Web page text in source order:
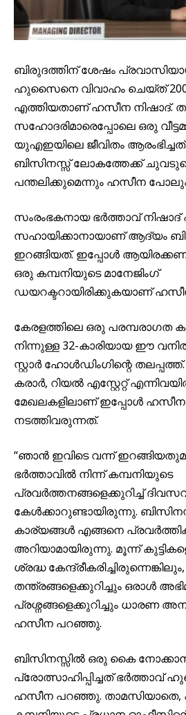
ബിരുദത്തിന് ശേഷം
ഹുസൈനെ വിവാഹം ചെയ്ത്
എത്തിയതാണ് ഹസീന നിഷാദ്.
സഹോദരിമാരെപ്പോലെ ഒരു
യുഎഇയിലെ ജീവിതം
ബിസിനസ്സ് ലോകത്തേക്ക്
പന്തലിക്കുമെന്നും ഹസീന
സംരംഭകനായ ഭർത്താവ്
സഹായിക്കാനായാണ് ആദ്യം
ഇറങ്ങിയത്. ഇപ്പോൾ
ഒരു കമ്പനിയുടെ മാനേജിംഗ്
ഡയറക്ടറായിരിക്കുകയാണ്
കേരളത്തിലെ ഒരു പരമ്പരാഗത
നിന്നുള്ള 32-കാരിയായ ഈ
സ്റ്റാർ ഹോൾഡിംഗിന്റെ
കരാർ, റിയൽ എസ്റ്റേറ്റ്
മേഖലകളിലാണ് ഇപ്പോൾ
നടത്തിവരുന്നത്.
“ഞാൻ ഇവിടെ വന്ന്
ഭർത്താവിൽ നിന്ന് കമ്പനിയുടെ
പ്രവർത്തനങ്ങളെക്കുറിച്ച്
കേൾക്കാറുണ്ടായിരുന്നു.
കാര്യങ്ങൾ എങ്ങനെ
അറിയാമായിരുന്നു. മൂന്ന്
ശ്രദ്ധ
തന്ത്രങ്ങളെക്കുറിച്ചും ഒരാൾ
പ്രശ്നങ്ങളെക്കുറിച്ചും ധാരണ
ഹസീന പറഞ്ഞു.
ബിസിനസ്സിൽ ഒരു കൈ
പ്രോത്സാഹിപ്പിച്ചത്
ഹസീന പറഞ്ഞു. താമസിയാതെ,